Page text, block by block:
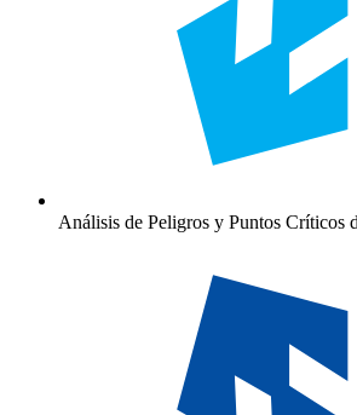
Análisis de Peligros y Puntos Críticos